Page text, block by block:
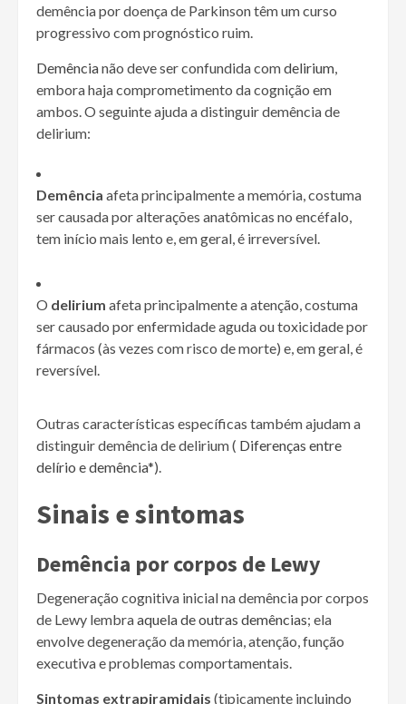
demência por doença de Parkinson têm um curso
progressivo com prognóstico ruim.
Demêncianão deve ser confundida comdelirium
embora haja comprometimento da cognição em
ambos. O seguinte ajuda a distinguir demência de
delirium:
Demência afeta principalmente a memória, costuma
ser causada por alterações anatômicas no encéfalo,
tem início mais lento e, em geral, é irreversível.
O delirium afeta principalmente a atenção, costuma
ser causado por enfermidade aguda ou toxicidade por
fármacos (às vezes com risco de morte) e, em geral, é
reversível.
Outras características específicas também ajudam a
distinguir demência de delirium ( Diferenças entre
delírio e demência*).
Sinais e sintomas
Demência por corpos de Lewy
Degeneração cognitiva inicial na demência por corpos
de Lewy lembraaquela de outras demências; ela
envolve degeneração da memória, atenção, função
executiva e problemas comportamentais.
Sintomas extrapiramidais (tipicamente incluindo